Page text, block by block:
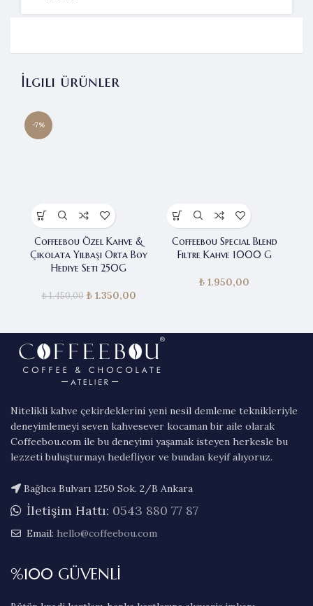
İlgili ürünler
-7%
Coffeebou Özel Kahve &
Çikolata Yılbaşı Orta Boy
Hediye Seti 250G
₺1.450,00 Orijinal fiyat:
₺1.350,00
Coffeebou Special Blend
Filtre Kahve 1000 G
₺ 1.950,00
Nitelikli kahve çekirdeklerini yeni nesil demleme teknikleriyle
deneyimlemeyi seven kahvesever kocaman bir aile olarak
Coffeebou.com ile bu deneyimi yaşamak isteyen herkesle bu
lezzeti buluşturmayı hedefliyor ve bundan keyif alıyoruz.
Bağlıca Bulvarı 1250 Sok. 2/B Ankara
İletişim Hattı: 0543 880 77 87
Email: hello@coffeebou.com
%100 GÜVENLİ